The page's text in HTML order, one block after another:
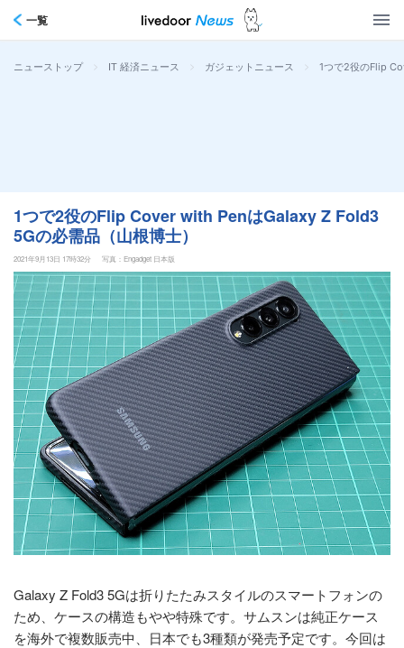
一覧
ニューストップ > IT 経済ニュース > ガジェットニュース > 1つで2役のFlip
1つで2役のFlip Cover with PenはGalaxy Z Fold3
5Gの必需品（山根博士）
2021年9月13日 17時32分 写真：Engadget 日本版
Galaxy Z Fold3 5Gは折りたたみスタイルのスマートフォンの
ため、ケースの構造もやや特殊です。サムスンは純正ケース
を海外で複数販売中、日本でも3種類が発売予定です。今回は